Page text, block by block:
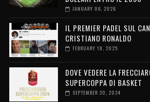
JANUARY 06, 2026
IL PREMIER PADEL SUL
CRISTIANO RONALDO
FEBRUARY 18, 2025
DOVE VEDERE LA
SUPERCOPPA DI BASKET
SEPTEMBER 20, 2024